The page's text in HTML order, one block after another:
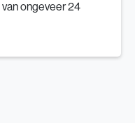
ongeveer 24